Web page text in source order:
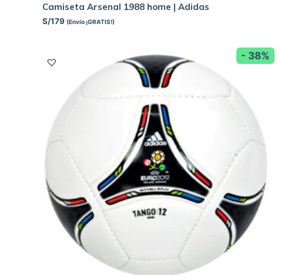
Camiseta Arsenal 1988 home | Adidas
S/179 (Envío ¡GRATIS!)
- 38%